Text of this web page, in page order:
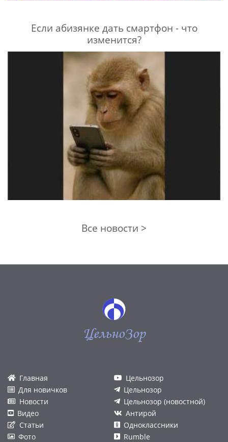
Если абизянке дать смартфон - что
изменится?
Все новости >
ЦельноЗор
Главная
Для новичков
Новости
Видео
Статьи
Фото
Цельнозор
Цельнозор
Цельнозор (новостной)
Антирой
Одноклассники
Rumble